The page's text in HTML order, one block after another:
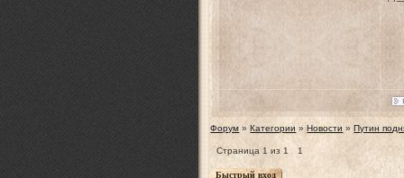
Форум » Категории » Новости » Путин
Страница 1 из 1 1